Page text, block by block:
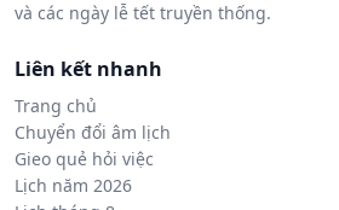
và các ngày lễ tết truyền thống.
Liên kết nhanh
Trang chủ
Chuyển đổi âm lịch
Gieo quẻ hỏi việc
Lịch năm 2026